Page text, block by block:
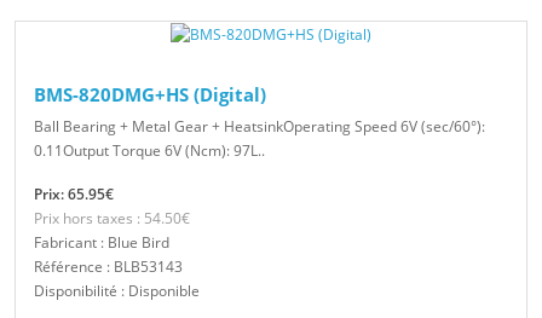
BMS-820DMG+HS (Digital)
Ball Bearing + Metal Gear + HeatsinkOperating Speed 6V (sec/60°):
0.11Output Torque 6V (Ncm): 97L..
Prix: 65.95€
Prix hors taxes : 54.50€
Fabricant : Blue Bird
Référence : BLB53143
Disponibilité : Disponible